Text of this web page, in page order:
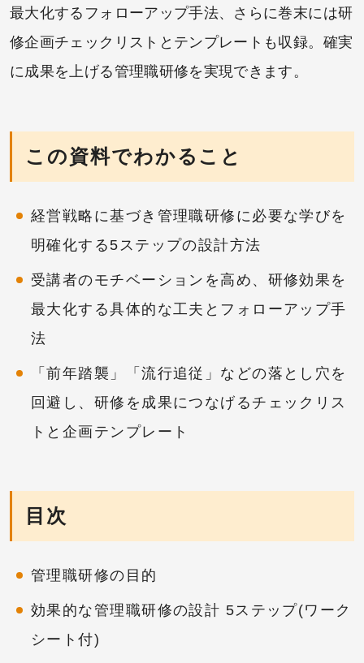
最大化するフォローアップ手法、さらに巻末には研
修企画チェックリストとテンプレートも収録。確実
に成果を上げる管理職研修を実現できます。
この資料でわかること
経営戦略に基づき管理職研修に必要な学びを
明確化する5ステップの設計方法
受講者のモチベーションを高め、研修効果を
最大化する具体的な工夫とフォローアップ手
法
「前年踏襲」「流行追従」などの落とし穴を
回避し、研修を成果につなげるチェックリス
トと企画テンプレート
目次
管理職研修の目的
効果的な管理職研修の設計 5ステップ(ワーク
シート付)